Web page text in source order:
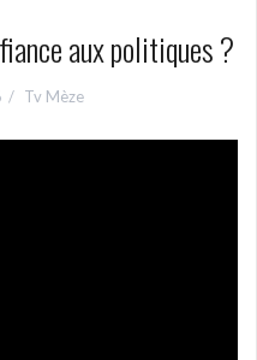
aux politiques ?
Tv Mèze